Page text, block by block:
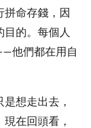
拼命存錢，因
的。每個人
他們都在用自
想走出去，
在回頭看，